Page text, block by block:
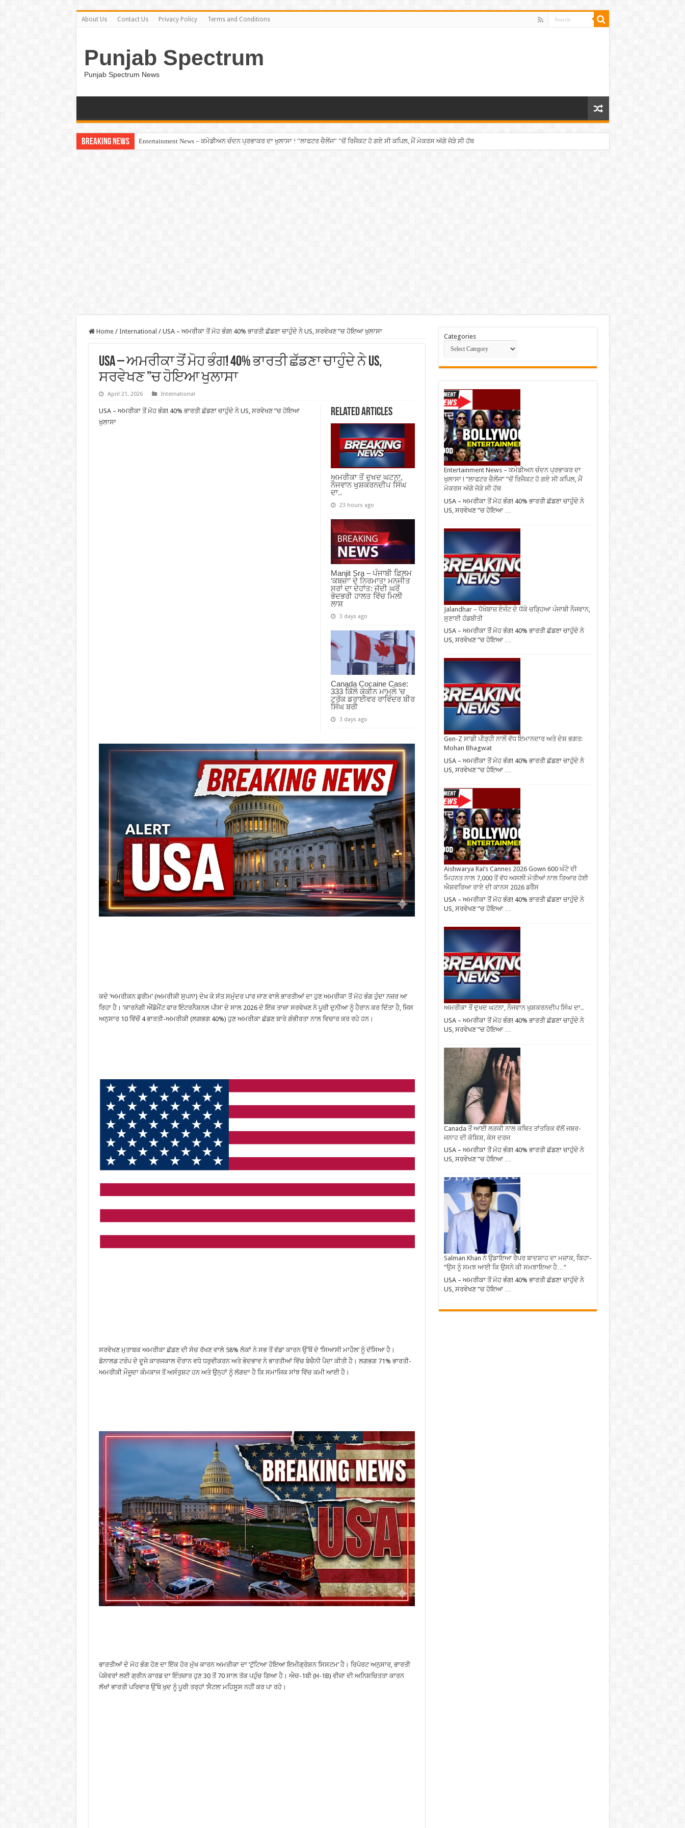
About Us Contact Us Privacy Policy Terms and Conditions
Punjab Spectrum
Punjab Spectrum News
Breaking News Entertainment News – ਕਮੇਡੀਅਨ ਚੰਦਨ ਪ੍ਰਭਾਕਰ ਦਾ ਖੁਲਾਸਾ ! ”ਲਾਫਟਰ ਚੈਲੇਂਜ” ”ਚੋਂ ਰਿਜੈਕਟ ਹੋ ਗਏ ਸੀ ਕਪਿਲ, ਮੈਂ ਮੇਕਰਸ ਅੱਗੇ ਜੋੜੇ ਸੀ ਹੱਥ
Home / International / USA – ਅਮਰੀਕਾ ਤੋਂ ਮੋਹ ਭੰਗ! 40% ਭਾਰਤੀ ਛੱਡਣਾ ਚਾਹੁੰਦੇ ਨੇ US, ਸਰਵੇਖਣ ”ਚ ਹੋਇਆ ਖੁਲਾਸਾ
USA – ਅਮਰੀਕਾ ਤੋਂ ਮੋਹ ਭੰਗ! 40% ਭਾਰਤੀ ਛੱਡਣਾ ਚਾਹੁੰਦੇ ਨੇ US,
ਸਰਵੇਖਣ ”ਚ ਹੋਇਆ ਖੁਲਾਸਾ
April 21, 2026 International
Related Articles
ਅਮਰੀਕਾ ਤੋਂ ਦੁਖਦ ਘਟਨਾ,
ਨੌਜਵਾਨ ਖੁਸ਼ਕਰਨਦੀਪ ਸਿੰਘ
ਦਾ..
23 hours ago
Manjit Sra – ਪੰਜਾਬੀ ਫ਼ਿਲਮ
‘ਕਬਜ਼ਾ’ ਦੇ ਨਿਰਮਾਤਾ ਮਨਜੀਤ
ਸਰਾਂ ਦਾ ਦੇਹਾਂਤ: ਜੱਦੀ ਘਰੋਂ
ਭੇਦਭਰੀ ਹਾਲਤ ਵਿੱਚ ਮਿਲੀ
ਲਾਸ਼
3 days ago
Canada Cocaine Case:
333 ਕਿੱਲੋ ਕੋਕੀਨ ਮਾਮਲੇ ’ਚ
ਟਰੱਕ ਡਰਾਈਵਰ ਰਾਵਿੰਦਰ ਬੀਰ
ਸਿੰਘ ਬਰੀ
3 days ago
USA – ਅਮਰੀਕਾ ਤੋਂ ਮੋਹ ਭੰਗ! 40% ਭਾਰਤੀ ਛੱਡਣਾ ਚਾਹੁੰਦੇ ਨੇ US, ਸਰਵੇਖਣ ”ਚ ਹੋਇਆ
ਖੁਲਾਸਾ
ਕਦੇ ‘ਅਮਰੀਕਨ ਡ੍ਰੀਮ’ (ਅਮਰੀਕੀ ਸੁਪਨਾ) ਦੇਖ ਕੇ ਸੱਤ ਸਮੁੰਦਰ ਪਾਰ ਜਾਣ ਵਾਲੇ ਭਾਰਤੀਆਂ ਦਾ ਹੁਣ ਅਮਰੀਕਾ ਤੋਂ ਮੋਹ ਭੰਗ ਹੁੰਦਾ ਨਜ਼ਰ ਆ
ਰਿਹਾ ਹੈ। ‘ਕਾਰਨੇਗੀ ਐਂਡੋਮੈਂਟ ਫਾਰ ਇੰਟਰਨੈਸ਼ਨਲ ਪੀਸ’ ਦੇ ਸਾਲ 2026 ਦੇ ਇੱਕ ਤਾਜ਼ਾ ਸਰਵੇਖਣ ਨੇ ਪੂਰੀ ਦੁਨੀਆ ਨੂੰ ਹੈਰਾਨ ਕਰ ਦਿੱਤਾ ਹੈ, ਜਿਸ
ਅਨੁਸਾਰ 10 ਵਿੱਚੋਂ 4 ਭਾਰਤੀ-ਅਮਰੀਕੀ (ਲਗਭਗ 40%) ਹੁਣ ਅਮਰੀਕਾ ਛੱਡਣ ਬਾਰੇ ਗੰਭੀਰਤਾ ਨਾਲ ਵਿਚਾਰ ਕਰ ਰਹੇ ਹਨ।
ਸਰਵੇਖਣ ਮੁਤਾਬਕ ਅਮਰੀਕਾ ਛੱਡਣ ਦੀ ਸੋਚ ਰੱਖਣ ਵਾਲੇ 58% ਲੋਕਾਂ ਨੇ ਸਭ ਤੋਂ ਵੱਡਾ ਕਾਰਨ ਉੱਥੋਂ ਦੇ ‘ਸਿਆਸੀ ਮਾਹੌਲ’ ਨੂੰ ਦੱਸਿਆ ਹੈ।
ਡੋਨਾਲਡ ਟਰੰਪ ਦੇ ਦੂਜੇ ਕਾਰਜਕਾਲ ਦੌਰਾਨ ਵਧੇ ਧਰੁਵੀਕਰਨ ਅਤੇ ਭੇਦਭਾਵ ਨੇ ਭਾਰਤੀਆਂ ਵਿੱਚ ਬੇਚੈਨੀ ਪੈਦਾ ਕੀਤੀ ਹੈ। ਲਗਭਗ 71% ਭਾਰਤੀ-
ਅਮਰੀਕੀ ਮੌਜੂਦਾ ਕੰਮਕਾਜ ਤੋਂ ਅਸੰਤੁਸ਼ਟ ਹਨ ਅਤੇ ਉਨ੍ਹਾਂ ਨੂੰ ਲੱਗਦਾ ਹੈ ਕਿ ਸਮਾਜਿਕ ਸਾਂਝ ਵਿੱਚ ਕਮੀ ਆਈ ਹੈ।
ਭਾਰਤੀਆਂ ਦੇ ਮੋਹ ਭੰਗ ਹੋਣ ਦਾ ਇੱਕ ਹੋਰ ਮੁੱਖ ਕਾਰਨ ਅਮਰੀਕਾ ਦਾ ‘ਟੁੱਟਿਆ ਹੋਇਆ ਇਮੀਗ੍ਰੇਸ਼ਨ ਸਿਸਟਮ’ ਹੈ। ਰਿਪੋਰਟ ਅਨੁਸਾਰ, ਭਾਰਤੀ
ਪੇਸ਼ੇਵਰਾਂ ਲਈ ਗ੍ਰੀਨ ਕਾਰਡ ਦਾ ਇੰਤਜ਼ਾਰ ਹੁਣ 30 ਤੋਂ 70 ਸਾਲ ਤੱਕ ਪਹੁੰਚ ਗਿਆ ਹੈ। ਐਚ-1ਬੀ (H-1B) ਵੀਜ਼ਾ ਦੀ ਅਨਿਸ਼ਚਿਤਤਾ ਕਾਰਨ
ਲੱਖਾਂ ਭਾਰਤੀ ਪਰਿਵਾਰ ਉੱਥੇ ਖੁਦ ਨੂੰ ਪੂਰੀ ਤਰ੍ਹਾਂ ‘ਸੈਟਲ’ ਮਹਿਸੂਸ ਨਹੀਂ ਕਰ ਪਾ ਰਹੇ।
Categories
Entertainment News – ਕਮੇਡੀਅਨ ਚੰਦਨ ਪ੍ਰਭਾਕਰ ਦਾ
ਖੁਲਾਸਾ ! ”ਲਾਫਟਰ ਚੈਲੇਂਜ” ”ਚੋਂ ਰਿਜੈਕਟ ਹੋ ਗਏ ਸੀ ਕਪਿਲ, ਮੈਂ
ਮੇਕਰਸ ਅੱਗੇ ਜੋੜੇ ਸੀ ਹੱਥ
USA – ਅਮਰੀਕਾ ਤੋਂ ਮੋਹ ਭੰਗ! 40% ਭਾਰਤੀ ਛੱਡਣਾ ਚਾਹੁੰਦੇ ਨੇ
US, ਸਰਵੇਖਣ ”ਚ ਹੋਇਆ …
Jalandhar – ਧੋਖੇਬਾਜ਼ ਏਜੰਟ ਦੇ ਧੱਕੇ ਚੜ੍ਹਿਆ ਪੰਜਾਬੀ ਨੌਜਵਾਨ,
ਸੁਣਾਈ ਹੱਡਬੀਤੀ
USA – ਅਮਰੀਕਾ ਤੋਂ ਮੋਹ ਭੰਗ! 40% ਭਾਰਤੀ ਛੱਡਣਾ ਚਾਹੁੰਦੇ ਨੇ
US, ਸਰਵੇਖਣ ”ਚ ਹੋਇਆ …
Gen-Z ਸਾਡੀ ਪੀੜ੍ਹੀ ਨਾਲੋਂ ਵੱਧ ਇਮਾਨਦਾਰ ਅਤੇ ਦੇਸ਼ ਭਗਤ:
Mohan Bhagwat
USA – ਅਮਰੀਕਾ ਤੋਂ ਮੋਹ ਭੰਗ! 40% ਭਾਰਤੀ ਛੱਡਣਾ ਚਾਹੁੰਦੇ ਨੇ
US, ਸਰਵੇਖਣ ”ਚ ਹੋਇਆ …
Aishwarya Rai’s Cannes 2026 Gown 600 ਘੰਟੇ ਦੀ
ਮਿਹਨਤ ਨਾਲ 7,000 ਤੋਂ ਵੱਧ ਅਸਲੀ ਮੋਤੀਆਂ ਨਾਲ ਤਿਆਰ ਹੋਈ
ਐਸ਼ਵਰਿਆ ਰਾਏ ਦੀ ਕਾਨਸ 2026 ਡਰੈੱਸ
USA – ਅਮਰੀਕਾ ਤੋਂ ਮੋਹ ਭੰਗ! 40% ਭਾਰਤੀ ਛੱਡਣਾ ਚਾਹੁੰਦੇ ਨੇ
US, ਸਰਵੇਖਣ ”ਚ ਹੋਇਆ …
ਅਮਰੀਕਾ ਤੋਂ ਦੁਖਦ ਘਟਨਾ, ਨੌਜਵਾਨ ਖੁਸ਼ਕਰਨਦੀਪ ਸਿੰਘ ਦਾ..
USA – ਅਮਰੀਕਾ ਤੋਂ ਮੋਹ ਭੰਗ! 40% ਭਾਰਤੀ ਛੱਡਣਾ ਚਾਹੁੰਦੇ ਨੇ
US, ਸਰਵੇਖਣ ”ਚ ਹੋਇਆ …
Canada ਤੋਂ ਆਈ ਲੜਕੀ ਨਾਲ ਕਥਿਤ ਤਾਂਤਰਿਕ ਵੱਲੋਂ ਜਬਰ-
ਜਨਾਹ ਦੀ ਕੋਸ਼ਿਸ਼, ਕੇਸ ਦਰਜ
USA – ਅਮਰੀਕਾ ਤੋਂ ਮੋਹ ਭੰਗ! 40% ਭਾਰਤੀ ਛੱਡਣਾ ਚਾਹੁੰਦੇ ਨੇ
US, ਸਰਵੇਖਣ ”ਚ ਹੋਇਆ …
Salman Khan ਨੇ ਉਡਾਇਆ ਰੈਪਰ ਬਾਦਸ਼ਾਹ ਦਾ ਮਜ਼ਾਕ, ਕਿਹਾ-
”ਉਸ ਨੂੰ ਸਮਝ ਆਈ ਕਿ ਉਸਨੇ ਕੀ ਸਮਝਾਇਆ ਹੈ…”
USA – ਅਮਰੀਕਾ ਤੋਂ ਮੋਹ ਭੰਗ! 40% ਭਾਰਤੀ ਛੱਡਣਾ ਚਾਹੁੰਦੇ ਨੇ
US, ਸਰਵੇਖਣ ”ਚ ਹੋਇਆ …